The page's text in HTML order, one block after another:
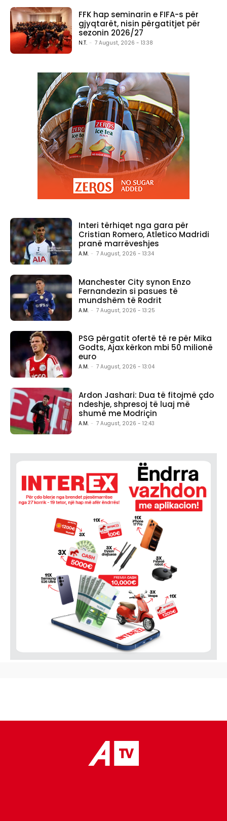
FFK hap seminarin e FIFA-s për
gjyqtarët, nisin përgatitjet për
sezonin 2026/27
N.T. - 7 August, 2026 - 13:38
Interi tërhiqet nga gara për
Cristian Romero, Atletico Madridi
pranë marrëveshjes
A.M. - 7 August, 2026 - 13:34
Manchester City synon Enzo
Fernandezin si pasues të
mundshëm të Rodrit
A.M. - 7 August, 2026 - 13:25
PSG përgatit ofertë të re për Mika
Godts, Ajax kërkon mbi 50 milionë
euro
A.M. - 7 August, 2026 - 13:04
Ardon Jashari: Dua të fitojmë çdo
ndeshje, shpresoj të luaj më
shumë me Modriçin
A.M. - 7 August, 2026 - 12:43